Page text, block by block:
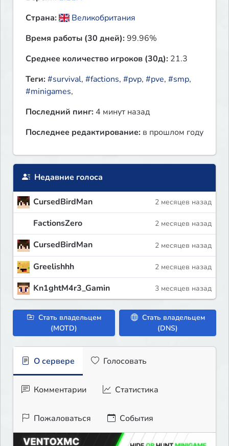
Страна:
Великобритания
Время работы (30 дней):99.96%
Среднее количество игроков (30д): 21.3
Теги:#survival, #factions, #pvp, #pve, #smp,
#minigames,
Последний пинг: 4 минут назад
Последнее редактирование: в прошлом году
Недавние голоса
CursedBirdMan 2 месяцев назад
FactionsZero 2 месяцев назад
CursedBirdMan 2 месяцев назад
Greelishhh 2 месяцев назад
Kn1ghtM4r3_Gamin 3 месяцев назад
Стать владельцем
(MOTD)
Стать владельцем
(DNS)
О сервере Голосовать
Комментарии Статистика
Пожаловаться События